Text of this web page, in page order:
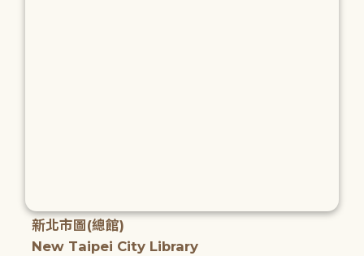
新北市圖(總館)
New Taipei City Library